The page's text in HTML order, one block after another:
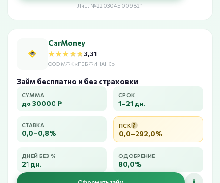
Лиц. №2203045009821
CarMoney
★★★★★
★★★★★3,31
ООО МФК «ПСБ ФИНАНС»
Займ бесплатно и без страховки
СУММА
до 30000 ₽
СРОК
1–21 дн.
СТАВКА
0,0–0,8%
ПСК ?
0,0–292,0%
ДНЕЙ БЕЗ %
21 дн.
ОДОБРЕНИЕ
80,0%
Оформить займ